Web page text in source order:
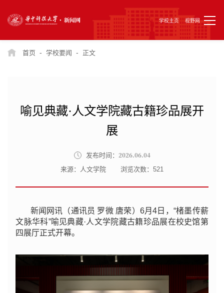
学校主页 视野网
首页 - 学校要闻 - 正文
喻见典藏·人文学院藏古籍珍品展开
展
发布时间： 2026.06.04
来源：人文学院 浏览次数： 521
新闻网讯（通讯员 罗微 唐荣）6月4日，“楮墨传薪
文脉华科”喻见典藏·人文学院藏古籍珍品展在校史馆第
四展厅正式开幕。